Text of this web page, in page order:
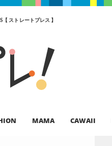
【 ストレートプレス 】
MAMA CAWAII